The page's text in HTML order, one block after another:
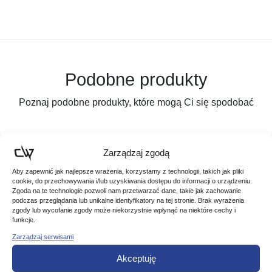
Zarządzaj zgodą
Aby zapewnić jak najlepsze wrażenia, korzystamy z technologii, takich jak pliki
cookie, do przechowywania i/lub uzyskiwania dostępu do informacji o urządzeniu.
Zgoda na te technologie pozwoli nam przetwarzać dane, takie jak zachowanie
podczas przeglądania lub unikalne identyfikatory na tej stronie. Brak wyrażenia
zgody lub wycofanie zgody może niekorzystnie wpłynąć na niektóre cechy i
funkcje.
Zarządzaj serwisami
Akceptuję
Podobne produkty
Poznaj podobne produkty, które mogą Ci się spodobać